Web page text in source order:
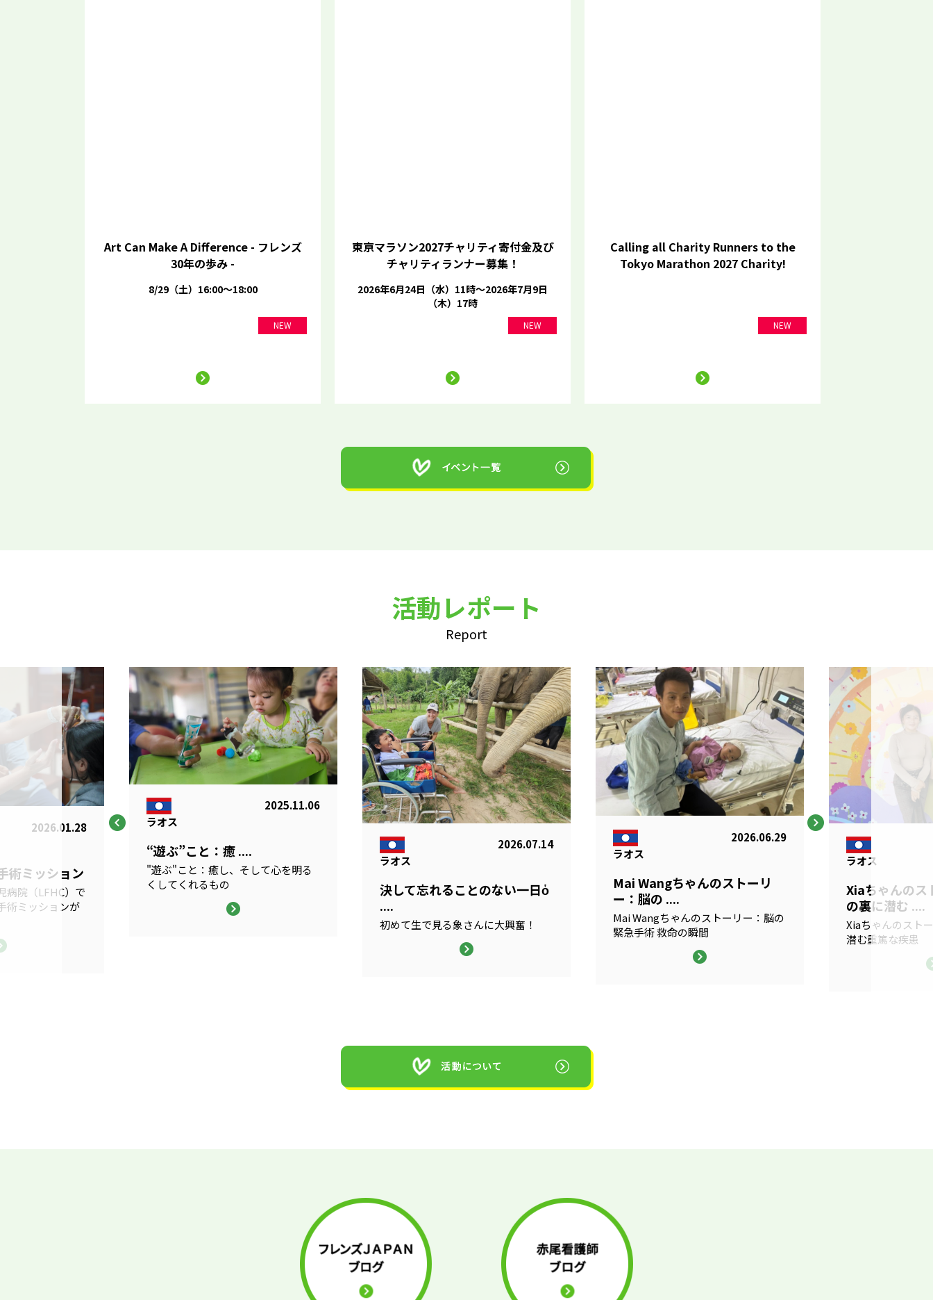
Art Can Make A Difference - フレンズ
30年の歩み -
8/29（土）16:00～18:00
NEW
東京マラソン2027チャリティ寄付金及び
チャリティランナー募集！
2026年6月24日（水）11時～2026年7月9日
（木）17時
NEW
Calling all Charity Runners to the
Tokyo Marathon 2027 Charity!
NEW
活動レポート
Report
2026.01.28
術ミッション
病院（LFHC）で
術ミッションが
ラオス
2025.11.06
“遊ぶ”こと：癒 ....
"遊ぶ"こと：癒し、そして心を明る
くしてくれるもの
ラオス
2026.07.14
決して忘れることのない一日ὁ
....
初めて生で見る象さんに大興奮！
ラオス
2026.06.29
Mai Wangちゃんのストーリ
ー：脳の ....
Mai Wangちゃんのストーリー：脳の
緊急手術 救命の瞬間
ラオス
Xiaちゃんのス
の裏に潜む ....
Xiaちゃんのスト
潜む重篤な疾患